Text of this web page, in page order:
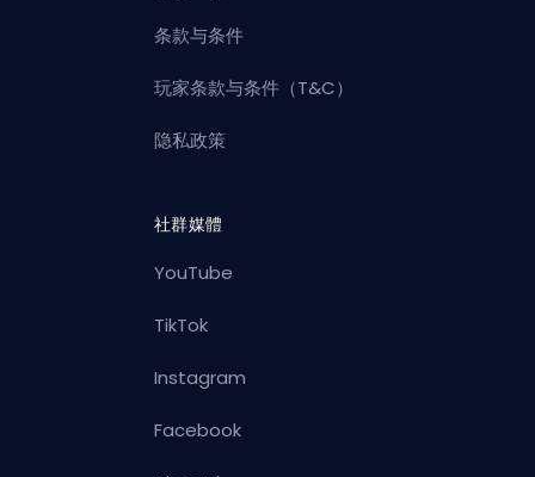
条款与条件
玩家条款与条件（T&C）
隐私政策
社群媒體
YouTube
TikTok
Instagram
Facebook